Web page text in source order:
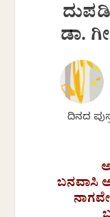
ಡಾ.
ದಿನದ
ಬನವಾಸಿ